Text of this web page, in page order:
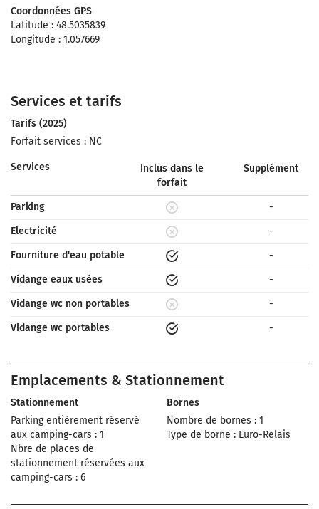
Coordonnées GPS
Latitude : 48.5035839
Longitude : 1.057669
Services et tarifs
Tarifs (2025)
Forfait services : NC
Services
Inclus dans le
forfait
Supplément
Parking
-
Electricité
-
Fourniture d'eau potable
-
Vidange eaux usées
-
Vidange wc non portables
-
Vidange wc portables
-
Emplacements & Stationnement
Stationnement
Parking entièrement réservé
aux camping-cars : 1
Nbre de places de
stationnement réservées aux
camping-cars : 6
Bornes
Nombre de bornes : 1
Type de borne : Euro-Relais